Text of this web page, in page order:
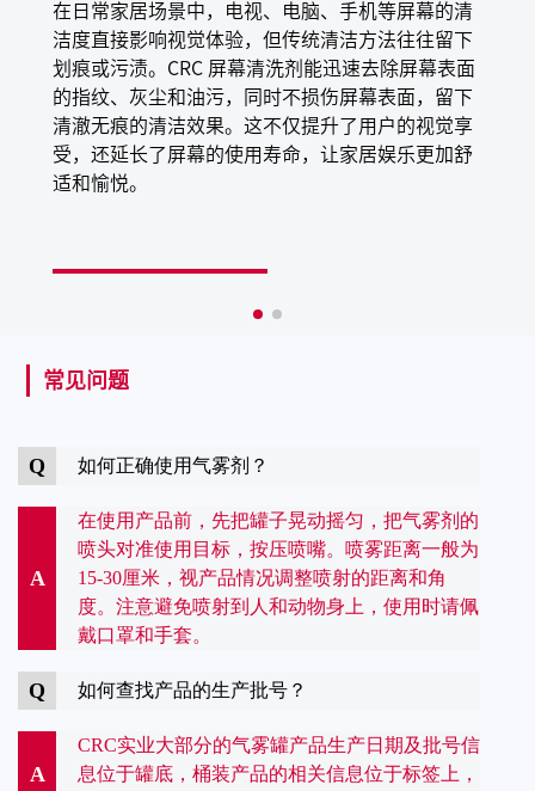
在日常家居场景中，电视、电脑、手机等屏幕的清
洁度直接影响视觉体验，但传统清洁方法往往留下
划痕或污渍。CRC 屏幕清洗剂能迅速去除屏幕表面
的指纹、灰尘和油污，同时不损伤屏幕表面，留下
清澈无痕的清洁效果。这不仅提升了用户的视觉享
受，还延长了屏幕的使用寿命，让家居娱乐更加舒
适和愉悦。
常见问题
Q 如何正确使用气雾剂？
A
在使用产品前，先把罐子晃动摇匀，把气雾剂的
喷头对准使用目标，按压喷嘴。喷雾距离一般为
15-30厘米，视产品情况调整喷射的距离和角
度。注意避免喷射到人和动物身上，使用时请佩
戴口罩和手套。
Q 如何查找产品的生产批号？
A
CRC实业大部分的气雾罐产品生产日期及批号信
息位于罐底，桶装产品的相关信息位于标签上，